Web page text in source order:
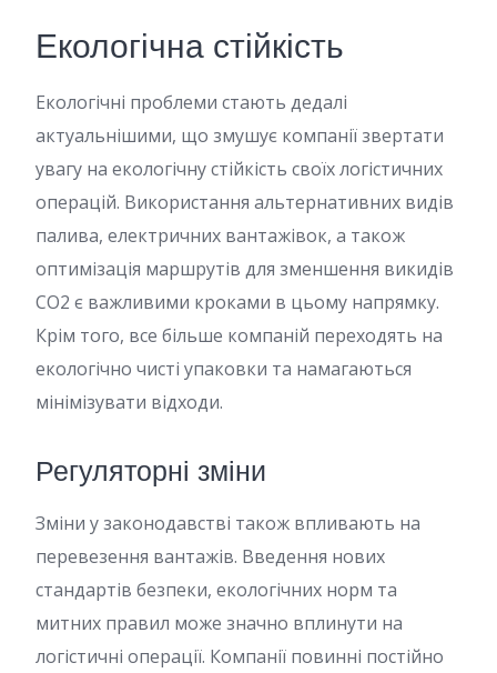
Екологічна стійкість
Екологічні проблеми стають дедалі
актуальнішими, що змушує компанії звертати
увагу на екологічну стійкість своїх логістичних
операцій. Використання альтернативних видів
палива, електричних вантажівок, а також
оптимізація маршрутів для зменшення викидів
CO2 є важливими кроками в цьому напрямку.
Крім того, все більше компаній переходять на
екологічно чисті упаковки та намагаються
мінімізувати відходи.
Регуляторні зміни
Зміни у законодавстві також впливають на
перевезення вантажів. Введення нових
стандартів безпеки, екологічних норм та
митних правил може значно вплинути на
логістичні операції. Компанії повинні постійно